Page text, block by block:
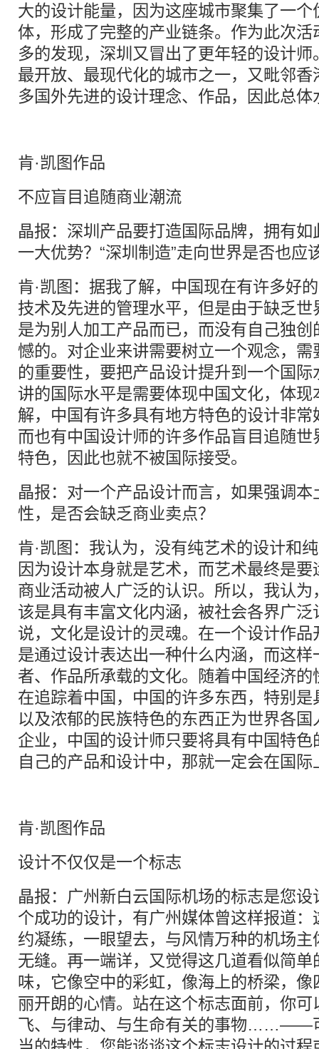
大的设计能量，因为这座城市聚集了一
体，形成了完整的产业链条。作为此次
多的发现，深圳又冒出了更年轻的设计
最开放、最现代化的城市之一，又毗邻
多国外先进的设计理念、作品，因此总体
肯·凯图作品
不应盲目追随商业潮流
晶报：深圳产品要打造国际品牌，拥有
一大优势？“深圳制造”走向世界是否也应
肯·凯图：据我了解，中国现在有许多好
技术及先进的管理水平，但是由于缺乏
是为别人加工产品而已，而没有自己独
憾的。对企业来讲需要树立一个观念，
的重要性，要把产品设计提升到一个国
讲的国际水平是需要体现中国文化，体
解，中国有许多具有地方特色的设计非
而也有中国设计师的许多作品盲目追随
特色，因此也就不被国际接受。
晶报：对一个产品设计而言，如果强调
性，是否会缺乏商业卖点？
肯·凯图：我认为，没有纯艺术的设计和
因为设计本身就是艺术，而艺术最终是
商业活动被人广泛的认识。所以，我认
该是具有丰富文化内涵，被社会各界广
说，文化是设计的灵魂。在一个设计作
是通过设计表达出一种什么内涵，而这
者、作品所承载的文化。随着中国经济
在追踪着中国，中国的许多东西，特别
以及浓郁的民族特色的东西正为世界各
企业，中国的设计师只要将具有中国特
自己的产品和设计中，那就一定会在国际
肯·凯图作品
设计不仅仅是一个标志
晶报：广州新白云国际机场的标志是您
个成功的设计，有广州媒体曾这样报道
约凝练，一眼望去，与风情万种的机场
无缝。再一端详，又觉得这几道看似简
味，它像空中的彩虹，像海上的桥梁，
丽开朗的心情。站在这个标志面前，你
飞、与律动、与生命有关的事物……——